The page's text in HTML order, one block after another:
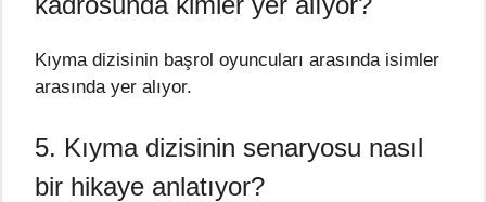
Kıyma dizisinin başrol oyuncuları arasında isimler
arasında yer alıyor.
5. Kıyma dizisinin senaryosu nasıl
bir hikaye anlatıyor?